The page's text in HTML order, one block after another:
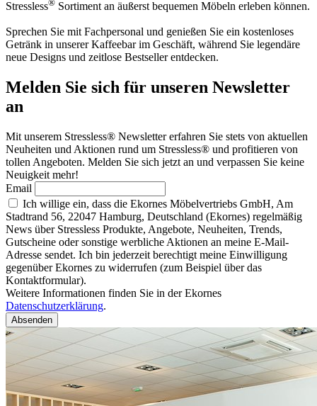
Stressless® Sortiment an äußerst bequemen Möbeln erleben können.
Sprechen Sie mit Fachpersonal und genießen Sie ein kostenloses
Getränk in unserer Kaffeebar im Geschäft, während Sie legendäre
neue Designs und zeitlose Bestseller entdecken.
Melden Sie sich für unseren Newsletter
an
Mit unserem Stressless® Newsletter erfahren Sie stets von aktuellen
Neuheiten und Aktionen rund um Stressless® und profitieren von
tollen Angeboten. Melden Sie sich jetzt an und verpassen Sie keine
Neuigkeit mehr!
Email
Ich willige ein, dass die Ekornes Möbelvertriebs GmbH, Am
Stadtrand 56, 22047 Hamburg, Deutschland (Ekornes) regelmäßig
News über Stressless Produkte, Angebote, Neuheiten, Trends,
Gutscheine oder sonstige werbliche Aktionen an meine E-Mail-
Adresse sendet. Ich bin jederzeit berechtigt meine Einwilligung
gegenüber Ekornes zu widerrufen (zum Beispiel über das
Kontaktformular).
Weitere Informationen finden Sie in der Ekornes
Datenschutzerklärung.